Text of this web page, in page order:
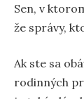
Sen, v
že správy,
Ak ste sa
rodinných